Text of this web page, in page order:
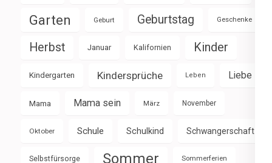
Garten Geburt Geburtstag Geschenke
Herbst Januar Kalifornien Kinder
Kindergarten Kindersprüche Leben Liebe
Mama Mama sein März November
Oktober Schule Schulkind Schwangerschaft
Selbstfürsorge Sommer Sommerferien